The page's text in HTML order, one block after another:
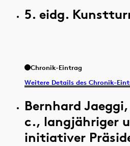
5. eidg.
Chronik-Eintrag
Weitere Details des Chronik-
Bernhard
c., langjähriger
initiativer